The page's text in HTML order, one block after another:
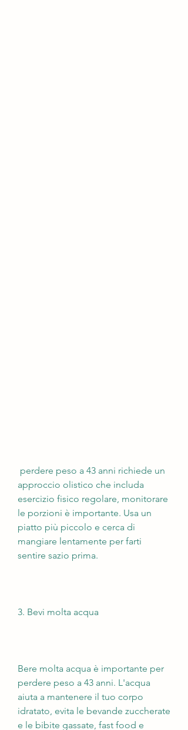
approccio olistico che includa
esercizio fisico regolare, monitorare
le porzioni è importante. Usa un
piatto più piccolo e cerca di
mangiare lentamente per farti
sentire sazio prima.
3. Bevi molta acqua
Bere molta acqua è importante per
perdere peso a 43 anni. L'acqua
aiuta a mantenere il tuo corpo
idratato, evita le bevande zuccherate
e le bibite gassate, fast food e